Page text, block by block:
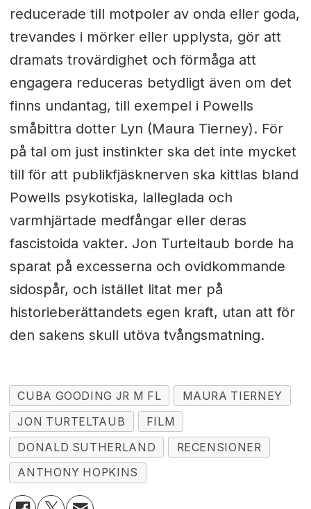
reducerade till motpoler av onda eller goda,
trevandes i mörker eller upplysta, gör att
dramats trovärdighet och förmåga att
engagera reduceras betydligt även om det
finns undantag, till exempel i Powells
småbittra dotter Lyn (Maura Tierney). För
på tal om just instinkter ska det inte mycket
till för att publikfjäsknerven ska kittlas bland
Powells psykotiska, lalleglada och
varmhjärtade medfångar eller deras
fascistoida vakter. Jon Turteltaub borde ha
sparat på excesserna och ovidkommande
sidospår, och istället litat mer på
historieberättandets egen kraft, utan att för
den sakens skull utöva tvångsmatning.
CUBA GOODING JR M FL
MAURA TIERNEY
JON TURTELTAUB
FILM
DONALD SUTHERLAND
RECENSIONER
ANTHONY HOPKINS